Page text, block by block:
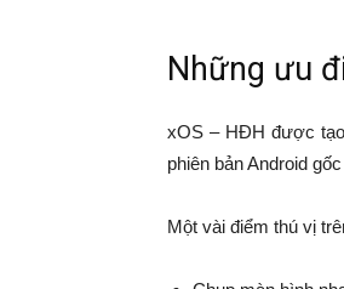
Những ưu
xOS – HĐH được
phiên bản Android
Một vài điểm thú vị